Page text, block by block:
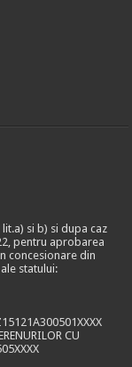
si b) si dupa caz
pentru aprobarea
concesionare din
statului:
CU